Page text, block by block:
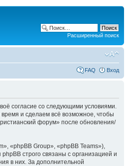
Расширенный поиск
FAQ Вход
согласие со следующими условиями.
и сделаем всё возможное, чтобы
форум» после обновления/
«phpBB Group», «phpBB Teams»),
строго связаны с организацией и
в них. За дополнительной